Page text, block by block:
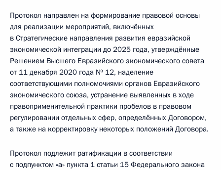
Протокол направлен на формирование правовой основы
для реализации мероприятий, включённых
в Стратегические направления развития евразийской
экономической интеграции до 2025 года, утверждённые
Решением Высшего Евразийского экономического совета
от 11 декабря 2020 года № 12, наделение
соответствующими полномочиями органов Евразийского
экономического союза, устранение выявленных в ходе
правоприменительной практики пробелов в правовом
регулировании отдельных сфер, определённых Договором,
а также на корректировку некоторых положений Договора.
Протокол подлежит ратификации в соответствии
с подпунктом «а» пункта 1 статьи 15 Федерального закона